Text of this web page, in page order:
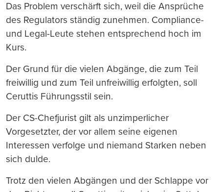
Das Problem verschärft sich, weil die Ansprüche
des Regulators ständig zunehmen. Compliance-
und Legal-Leute stehen entsprechend hoch im
Kurs.
Der Grund für die vielen Abgänge, die zum Teil
freiwillig und zum Teil unfreiwillig erfolgten, soll
Ceruttis Führungsstil sein.
Der CS-Chefjurist gilt als unzimperlicher
Vorgesetzter, der vor allem seine eigenen
Interessen verfolge und niemand Starken neben
sich dulde.
Trotz den vielen Abgängen und der Schlappe vor